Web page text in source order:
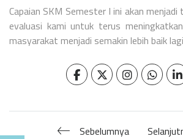
Capaian SKM Semester I ini akan menjadi
evaluasi kami untuk terus
masyarakat menjadi semakin lebih baik
Sebelumnya